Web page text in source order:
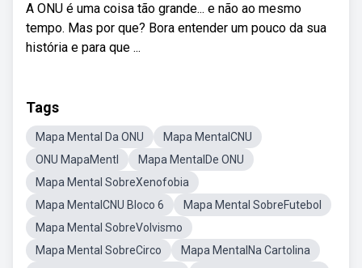
A ONU é uma coisa tão grande... e não ao mesmo
tempo. Mas por que? Bora entender um pouco da sua
história e para que ...
Tags
Mapa Mental Da ONU
Mapa MentalCNU
ONU MapaMentl
Mapa MentalDe ONU
Mapa Mental SobreXenofobia
Mapa MentalCNU Bloco 6
Mapa Mental SobreFutebol
Mapa Mental SobreVolvismo
Mapa Mental SobreCirco
Mapa MentalNa Cartolina